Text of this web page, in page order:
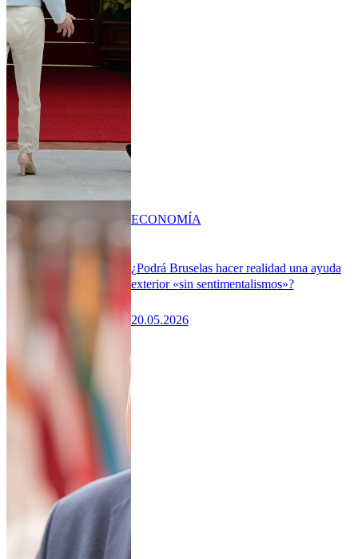
¿Podrá Bruselas hacer realidad una ayuda
exterior «sin sentimentalismos»?
20.05.2026
ECONOMÍA